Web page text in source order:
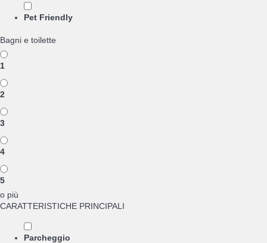
Pet Friendly
Bagni e toilette
1
2
3
4
5
o più
CARATTERISTICHE PRINCIPALI
Parcheggio